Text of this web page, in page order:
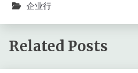
企业行
Related Posts